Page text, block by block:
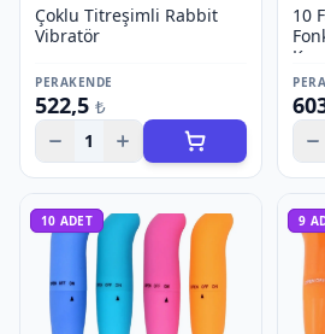
Çoklu Titreşimli Rabbit
Vibratör
PERAKENDE
522,5 ₺
1
10
10 ADET 9